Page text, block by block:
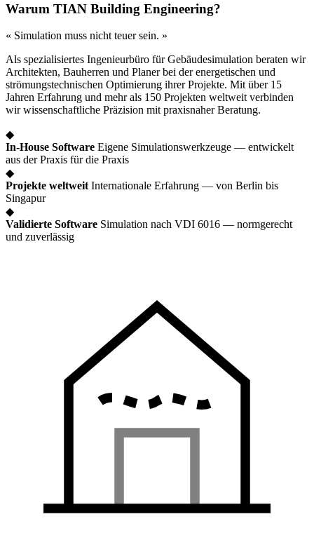
Warum TIAN Building Engineering?
« Simulation muss nicht teuer sein. »
Als spezialisiertes Ingenieurbüro für Gebäudesimulation beraten wir
Architekten, Bauherren und Planer bei der energetischen und
strömungstechnischen Optimierung ihrer Projekte. Mit über 15
Jahren Erfahrung und mehr als 150 Projekten weltweit verbinden
wir wissenschaftliche Präzision mit praxisnaher Beratung.
◆
In-House Software Eigene Simulationswerkzeuge — entwickelt
aus der Praxis für die Praxis
◆
Projekte weltweit Internationale Erfahrung — von Berlin bis
Singapur
◆
Validierte Software Simulation nach VDI 6016 — normgerecht
und zuverlässig